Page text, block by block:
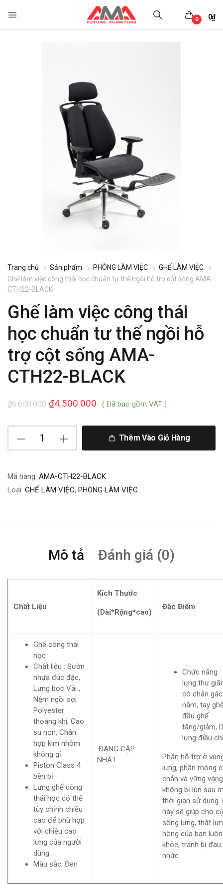
0₫
0
Trang chủ Sản phẩm PHÒNG LÀM VIỆC
GHẾ LÀM VIỆC
Ghế làm việc công thái học chuẩn tư thế ngồi hỗ trợ cột sống AMA-
CTH22-BLACK
Ghế làm việc công thái
học chuẩn tư thế ngồi hỗ
trợ cột sống AMA-
CTH22-BLACK
6.600.000
₫ 4.500.000
₫ ( Đã bao gồm VAT )
Thêm Vào Giỏ Hàng
Mã hàng: AMA-CTH22-BLACK
Loại: GHẾ LÀM VIỆC, PHÒNG LÀM VIỆC
Mô tả Đánh giá (0)
Chất Liệu
Kích Thước
(Dài*Rộng*cao)
Đặc Điểm
Ghế công thái
học
Chất liệu : Sườn
nhựa đúc đặc,
Lưng bọc Vải ,
Nệm ngồi sợi
Polyester
thoáng khí, Cao
su non, Chân
hợp kim nhôm
không gỉ.
Piston Class 4
bền bỉ
Lưng ghế công
thái học có thể
tùy chỉnh chiều
cao để phù hợp
với chiều cao
lưng của người
dùng
Màu sắc: Đen
.ĐANG CẬP
NHẬT.
Chức năng :
lưng thư
có chân gác
nằm, tay
đầu ghế
tăng/giảm,
lưng điều
Phần hỗ trợ ở
lưng, phần mông
chắn và vững
không bị lún sau
thời gian sử dụng.
này sẽ giúp cho
sống lưng, thắt
hông của bạn luôn
khỏe, tránh bị đau
nhức